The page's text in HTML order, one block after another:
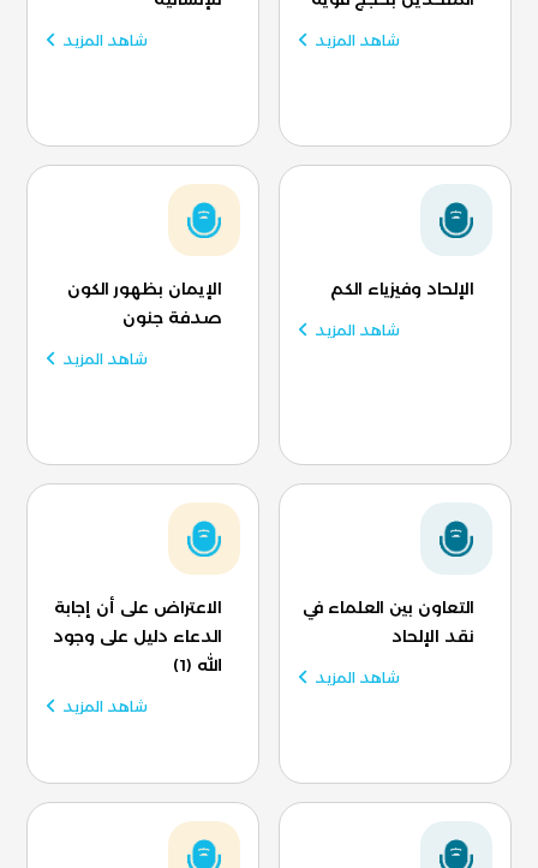
شاهد المزيد شاهد المزيد
الإلحاد وفيزياء الكم
شاهد المزيد
الإيمان بظهور الكون
صدفة جنون
شاهد المزيد
التعاون بين العلماء في
نقد الإلحاد
شاهد المزيد
الاعتراض على أن إجابة
الدعاء دليل على وجود
الله (1)
شاهد المزيد